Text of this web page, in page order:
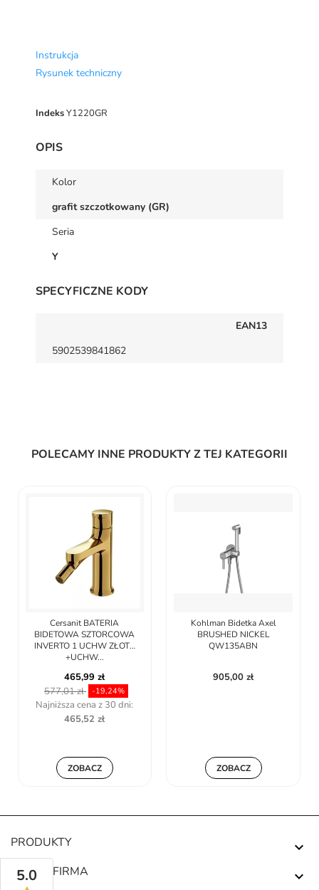
Instrukcja
Rysunek techniczny
IndeksY1220GR
OPIS
Kolor
grafit szczotkowany (GR)
Seria
Y
SPECYFICZNE KODY
EAN13
5902539841862
POLECAMY INNE PRODUKTY Z TEJ KATEGORII
Cersanit BATERIA
BIDETOWA SZTORCOWA
INVERTO 1 UCHW ZŁOTY
+UCHW...
465,99 zł
577,01 zł
-19,24%
Najniższa cena z 30 dni:
465,52 zł
ZOBACZ
Kohlman Bidetka Axel
BRUSHED NICKEL
QW135ABN
905,00 zł
ZOBACZ
PRODUKTY 
NASZA FIRMA 
5.0